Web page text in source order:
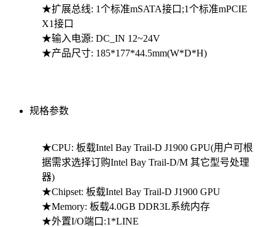
★扩展总线: 1个标准mSATA接口;1个标准mPCIE
X1接口
★输入电源: DC_IN 12~24V
★产品尺寸: 185*177*44.5mm(W*D*H)
规格参数
★CPU: 板载Intel Bay Trail-D J1900 GPU(用户可根
据需求选择订购Intel Bay Trail-D/M 其它型号处理
器)
★Chipset: 板载Intel Bay Trail-D J1900 GPU
★Memory: 板载4.0GB DDR3L系统内存
★外置I/O端口:1*LINE